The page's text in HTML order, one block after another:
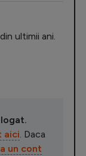
ultimii ani.
aici . Daca
un cont